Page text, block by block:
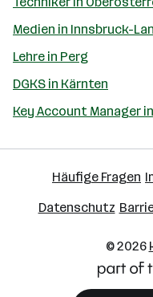
Medien in Innsbruck-
Lehre in Perg
DGKS in Kärnten
Key Account Manager
Häufige Fragen
Datenschutz
© 2026